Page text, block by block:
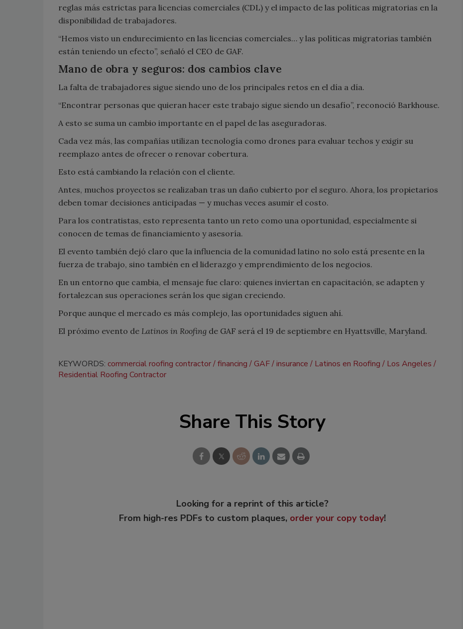
reglas más estrictas para licencias comerciales (CDL) y el impacto de las políticas migratorias en la
disponibilidad de trabajadores.
“Hemos visto un endurecimiento en las licencias comerciales… y las políticas migratorias también
están teniendo un efecto”, señaló el CEO de GAF.
Mano de obra y seguros: dos cambios clave
La falta de trabajadores sigue siendo uno de los principales retos en el día a día.
“Encontrar personas que quieran hacer este trabajo sigue siendo un desafío”, reconoció Barkhouse.
A esto se suma un cambio importante en el papel de las aseguradoras.
Cada vez más, las compañías utilizan tecnología como drones para evaluar techos y exigir su
reemplazo antes de ofrecer o renovar cobertura.
Esto está cambiando la relación con el cliente.
Antes, muchos proyectos se realizaban tras un daño cubierto por el seguro. Ahora, los propietarios
deben tomar decisiones anticipadas — y muchas veces asumir el costo.
Para los contratistas, esto representa tanto un reto como una oportunidad, especialmente si
conocen de temas de financiamiento y asesoría.
El evento también dejó claro que la influencia de la comunidad latino no solo está presente en la
fuerza de trabajo, sino también en el liderazgo y emprendimiento de los negocios.
En un entorno que cambia, el mensaje fue claro: quienes inviertan en capacitación, se adapten y
fortalezcan sus operaciones serán los que sigan creciendo.
Porque aunque el mercado es más complejo, las oportunidades siguen ahí.
El próximo evento de Latinos in Roofing de GAF será el 19 de septiembre en Hyattsville, Maryland.
KEYWORDS: commercial roofing contractor financing GAF insurance Latinos en Roofing
Los Angeles
Residential Roofing Contractor
Share This Story
Looking for a reprint of this article?
From high-res PDFs to custom plaques, order your copy today!